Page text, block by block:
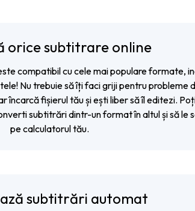
orice subtitrare online
compatibil cu cele mai populare formate,
Nu trebuie să îți faci griji pentru probleme
încarcă fișierul tău și ești liber să îl editezi.
subtitrări dintr-un format în altul și să le
pe calculatorul tău.
subtitrări automat